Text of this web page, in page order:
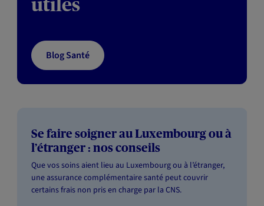
utiles
Blog Santé
Se faire soigner au Luxembourg ou à
l’étranger : nos conseils
Que vos soins aient lieu au Luxembourg ou à l’étranger,
une assurance complémentaire santé peut couvrir
certains frais non pris en charge par la CNS.